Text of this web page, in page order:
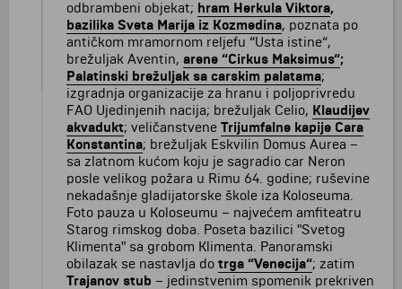
odbrambeni objekat; hram Herkula Viktora,
bazilika Sveta Marija iz Kozmedina, poznata po
antičkom mramornom reljefu “Usta istine“,
brežuljak Aventin, arene “Cirkus Maksimus“;
Palatinski brežuljak sa carskim palatama;
izgradnja organizacije za hranu i poljoprivredu
FAO Ujedinjenih nacija; brežuljak Celio, Klaudijev
akvadukt; veličanstvene Trijumfalne kapije Cara
Konstantina; brežuljak Eskvilin Domus Aurea –
sa zlatnom kućom koju je sagradio car Neron
posle velikog požara u Rimu 64. godine; ruševine
nekadašnje gladijatorske škole iza Koloseuma.
Foto pauza u Koloseumu – najvećem amfiteatru
Starog rimskog doba. Poseta bazilici "Svetog
Klimenta" sa grobom Klimenta. Panoramski
obilazak se nastavlja do trga “Venecija“; zatim
Trajanov stub – jedinstvenim spomenik prekriven